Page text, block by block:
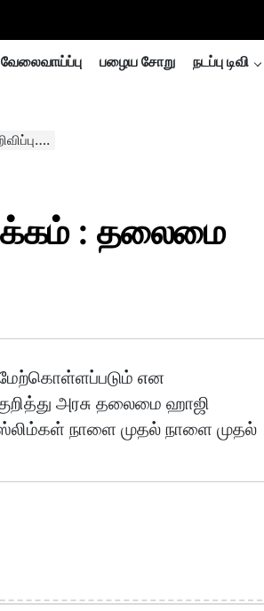
வேலைவாய்ப்பு பழைய சோறு நடப்பு டிவி
: தலைமை
என
அரசு தலைமை ஹாஜி
நாளை முதல் நாளை முதல்